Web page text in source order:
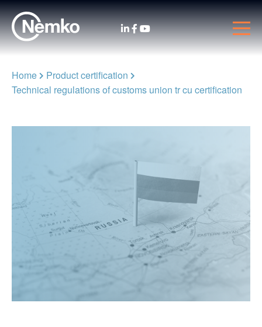
Home
Product certification
Technical regulations of customs union tr cu certification